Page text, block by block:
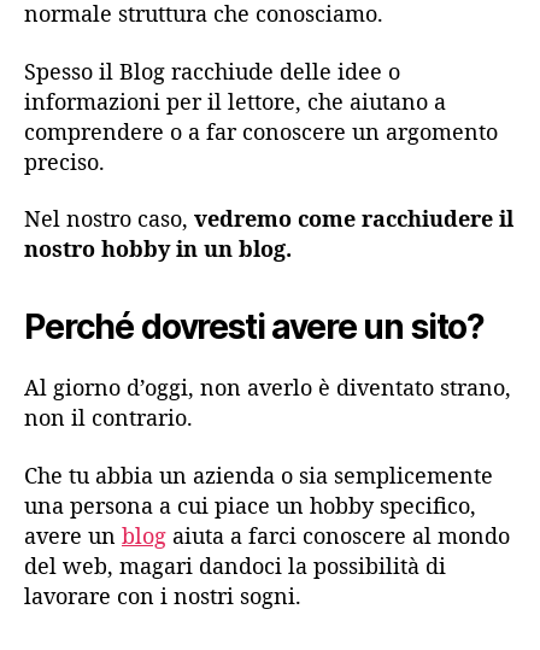
normale struttura che conosciamo.
Spesso il Blog racchiude delle idee o
informazioni per il lettore, che aiutano a
comprendere o a far conoscere un argomento
preciso.
Nel nostro caso, vedremo come racchiudere il
nostro hobby in un blog.
Perché dovresti avere un sito?
Al giorno d’oggi, non averlo è diventato strano,
non il contrario.
Che tu abbia un azienda o sia semplicemente
una persona a cui piace un hobby specifico,
avere un blog aiuta a farci conoscere al mondo
del web, magari dandoci la possibilità di
lavorare con i nostri sogni.